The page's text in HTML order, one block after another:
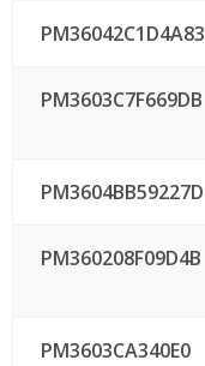
PM36042C1D4A83
PM3603C7F669DB
PM3604BB59227D
PM360208F09D4B
PM3603CA340E0